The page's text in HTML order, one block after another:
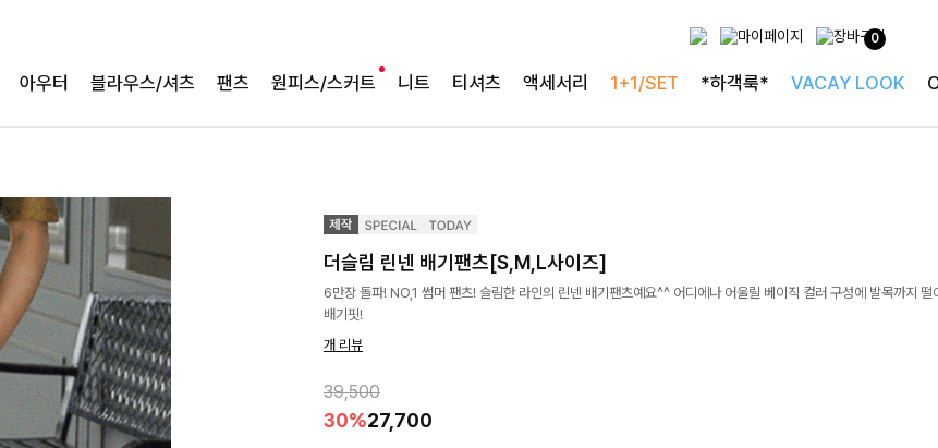
0
아우터 블라우스/셔츠 팬츠 원피스/스커트 니트 티셔츠 액세서리 1+1/SET *하객룩* VACAY LOOK
더슬림 린넨 배기팬츠[S,M,L사이즈]
6만장 돌파! NO,1 썸머 팬츠! 슬림한 라인의 린넨 배기팬츠예요^^ 어디에나 어울릴 베이직 컬러 구성에 발목까지 떨
배기핏!
개 리뷰
39,500
30%27,700